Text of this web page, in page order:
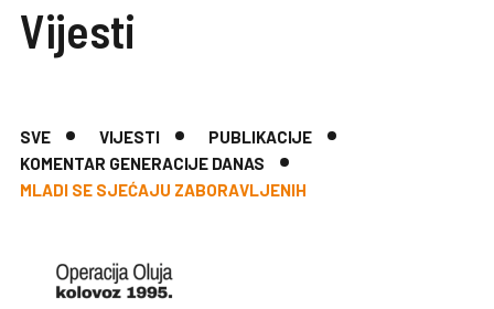
Vijesti
SVE VIJESTI
PUBLIKACIJE
KOMENTAR GENERACIJE DANAS
MLADI SE SJEĆAJU ZABORAVLJENIH